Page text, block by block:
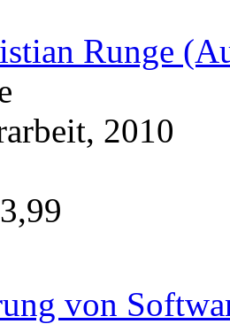
Runge
2010
von